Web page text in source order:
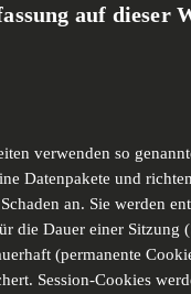
auf dieser
verwenden so
Datenpakete und
an. Sie werden
die Dauer einer Sitzung
(permanente
Session-Cookies